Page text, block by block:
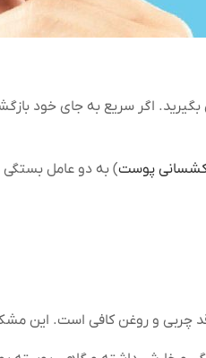
اگر سریع به جای خود
پوست) به دو عامل بستگی
چربی و روغن کافی است. این